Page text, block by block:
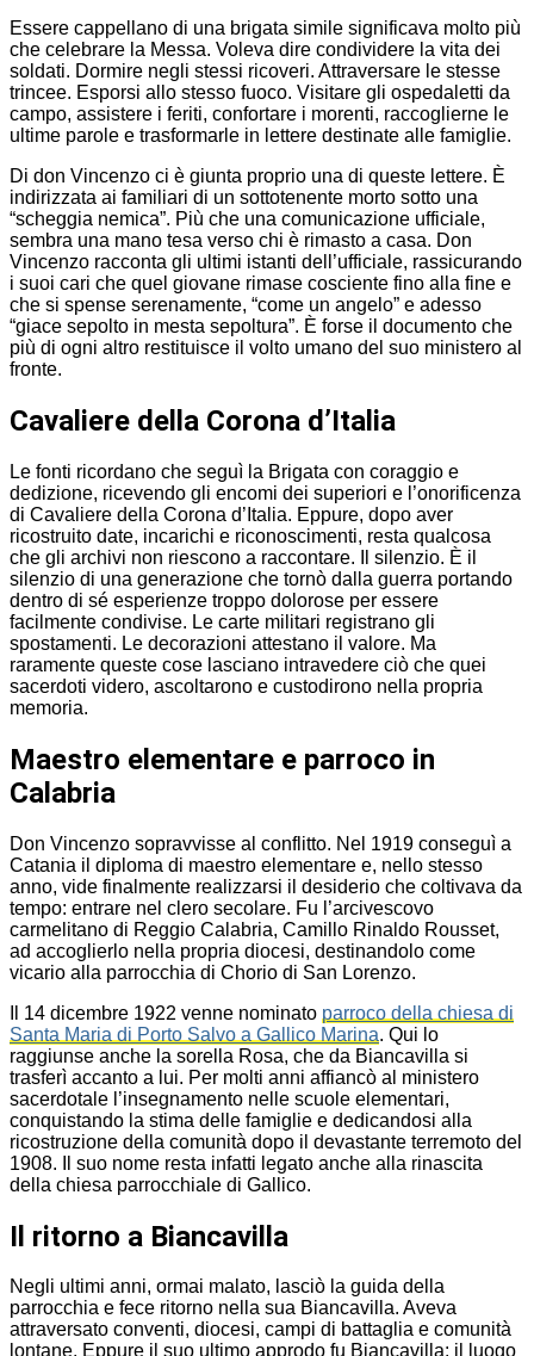
Essere cappellano di una brigata simile significava molto più
che celebrare la Messa. Voleva dire condividere la vita dei
soldati. Dormire negli stessi ricoveri. Attraversare le stesse
trincee. Esporsi allo stesso fuoco. Visitare gli ospedaletti da
campo, assistere i feriti, confortare i morenti, raccoglierne le
ultime parole e trasformarle in lettere destinate alle famiglie.
Di don Vincenzo ci è giunta proprio una di queste lettere. È
indirizzata ai familiari di un sottotenente morto sotto una
“scheggia nemica”. Più che una comunicazione ufficiale,
sembra una mano tesa verso chi è rimasto a casa. Don
Vincenzo racconta gli ultimi istanti dell’ufficiale, rassicurando
i suoi cari che quel giovane rimase cosciente fino alla fine e
che si spense serenamente, “come un angelo” e adesso
“giace sepolto in mesta sepoltura”. È forse il documento che
più di ogni altro restituisce il volto umano del suo ministero al
fronte.
Cavaliere della Corona d’Italia
Le fonti ricordano che seguì la Brigata con coraggio e
dedizione, ricevendo gli encomi dei superiori e l’onorificenza
di Cavaliere della Corona d’Italia. Eppure, dopo aver
ricostruito date, incarichi e riconoscimenti, resta qualcosa
che gli archivi non riescono a raccontare. Il silenzio. È il
silenzio di una generazione che tornò dalla guerra portando
dentro di sé esperienze troppo dolorose per essere
facilmente condivise. Le carte militari registrano gli
spostamenti. Le decorazioni attestano il valore. Ma
raramente queste cose lasciano intravedere ciò che quei
sacerdoti videro, ascoltarono e custodirono nella propria
memoria.
Maestro elementare e parroco in
Calabria
Don Vincenzo sopravvisse al conflitto. Nel 1919 conseguì a
Catania il diploma di maestro elementare e, nello stesso
anno, vide finalmente realizzarsi il desiderio che coltivava da
tempo: entrare nel clero secolare. Fu l’arcivescovo
carmelitano di Reggio Calabria, Camillo Rinaldo Rousset,
ad accoglierlo nella propria diocesi, destinandolo come
vicario alla parrocchia di Chorio di San Lorenzo.
Il 14 dicembre 1922 venne nominato parroco della chiesa di
Santa Maria di Porto Salvo a Gallico Marina. Qui lo
raggiunse anche la sorella Rosa, che da Biancavilla si
trasferì accanto a lui. Per molti anni affiancò al ministero
sacerdotale l’insegnamento nelle scuole elementari,
conquistando la stima delle famiglie e dedicandosi alla
ricostruzione della comunità dopo il devastante terremoto del
1908. Il suo nome resta infatti legato anche alla rinascita
della chiesa parrocchiale di Gallico.
Il ritorno a Biancavilla
Negli ultimi anni, ormai malato, lasciò la guida della
parrocchia e fece ritorno nella sua Biancavilla. Aveva
attraversato conventi, diocesi, campi di battaglia e comunità
lontane. Eppure il suo ultimo approdo fu Biancavilla: il luogo